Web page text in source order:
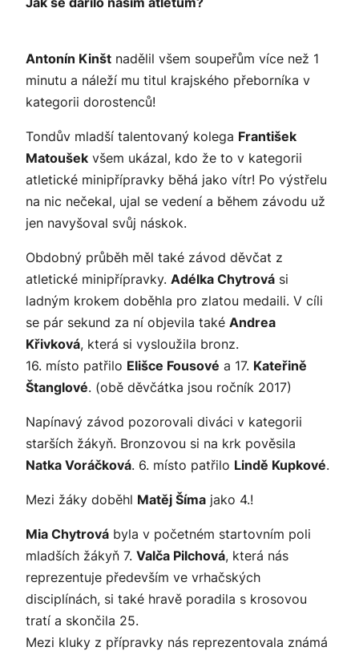
Antonín Kinšt nadělil všem soupeřům více než 1
minutu a náleží mu titul krajského přeborníka v
kategorii dorostenců!
Tondův mladší talentovaný kolega František
Matoušek všem ukázal, kdo že to v kategorii
atletické minipřípravky běhá jako vítr! Po výstřelu
na nic nečekal, ujal se vedení a během závodu už
jen navyšoval svůj náskok.
Obdobný průběh měl také závod děvčat z
atletické minipřípravky. Adélka Chytrová si
ladným krokem doběhla pro zlatou medaili. V cíli
se pár sekund za ní objevila také Andrea
Křivková, která si vysloužila bronz.
16. místo patřilo Elišce Fousové a 17. Kateřině
Štanglové. (obě děvčátka jsou ročník 2017)
Napínavý závod pozorovali diváci v kategorii
starších žákyň. Bronzovou si na krk pověsila
Natka Voráčková. 6. místo patřilo Lindě Kupkové.
Mezi žáky doběhl Matěj Šíma jako 4.!
Mia Chytrová byla v početném startovním poli
mladších žákyň 7. Valča Pilchová, která nás
reprezentuje především ve vrhačských
disciplínách, si také hravě poradila s krosovou
tratí a skončila 25.
Mezi kluky z přípravky nás reprezentovala známá